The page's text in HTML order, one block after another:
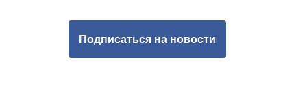
Подписаться на новости